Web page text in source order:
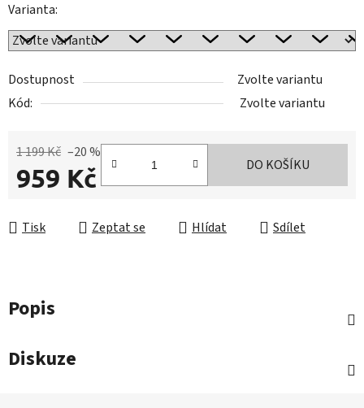
Varianta:
Dostupnost
Zvolte variantu
Kód:
Zvolte variantu
1 199 Kč –20 %
959 Kč DO KOŠÍKU
Tisk Zeptat se Hlídat Sdílet
Popis
Diskuze